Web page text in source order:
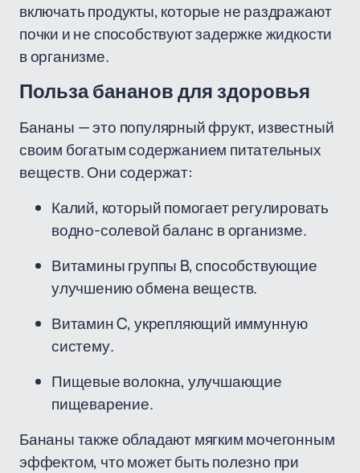
включать продукты, которые не раздражают
почки и не способствуют задержке жидкости
в организме.
Польза бананов для здоровья
Бананы — это популярный фрукт, известный
своим богатым содержанием питательных
веществ. Они содержат:
Калий, который помогает регулировать
водно-солевой баланс в организме.
Витамины группы B, способствующие
улучшению обмена веществ.
Витамин C, укрепляющий иммунную
систему.
Пищевые волокна, улучшающие
пищеварение.
Бананы также обладают мягким мочегонным
эффектом, что может быть полезно при